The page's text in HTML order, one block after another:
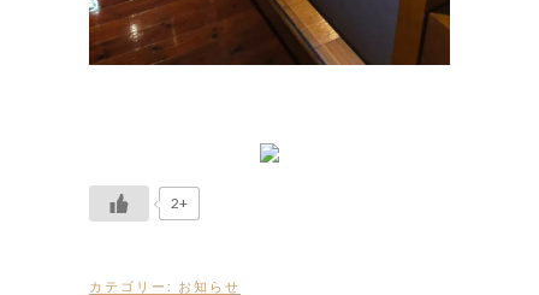
2+
カテゴリー: お知らせ